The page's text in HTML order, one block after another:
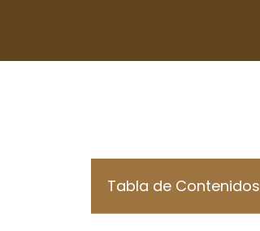
Tabla de Contenidos